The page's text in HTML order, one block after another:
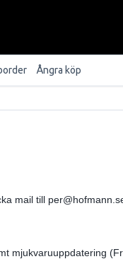
Ångra köp
mail till
mjukvaruuppdatering